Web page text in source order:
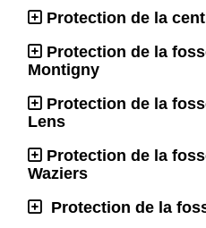
Protection de la
Protection de la
Montigny
Protection de la
Lens
Protection de la
Waziers
Protection de la